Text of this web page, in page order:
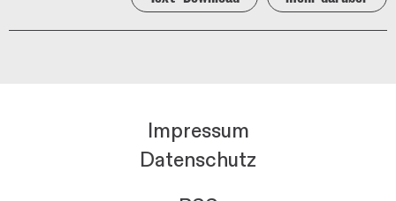
Impressum
Datenschutz